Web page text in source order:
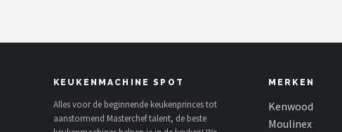
Moulinex
KEUKENMACHINE SPOT
Alles voor de beginnende keukenprinces tot
aanstormend Masterchef talent, de beste
MERKEN
Kenwood
Moulinex